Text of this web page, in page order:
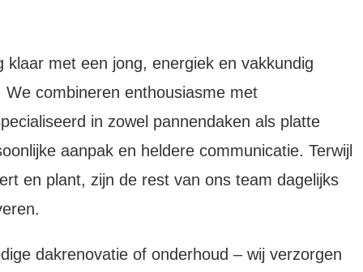
met een jong, energiek en vakkundig
combineren enthousiasme met
in zowel pannendaken als platte
aanpak en heldere communicatie. Terwijl
en plant, zijn de rest van ons team dagelijks
dakrenovatie of onderhoud – wij verzorgen